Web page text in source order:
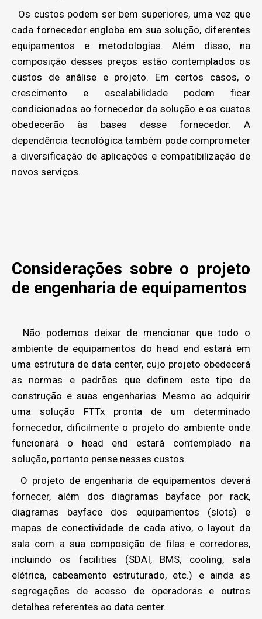
Os custos podem ser bem superiores, uma vez que
cada fornecedor engloba em sua solução, diferentes
equipamentos e metodologias. Além disso, na
composição desses preços estão contemplados os
custos de análise e projeto. Em certos casos, o
crescimento e escalabilidade podem ficar
condicionados ao fornecedor da solução e os custos
obedecerão às bases desse fornecedor. A
dependência tecnológica também pode comprometer
a diversificação de aplicações e compatibilização de
novos serviços.
Considerações sobre o projeto
de engenharia de equipamentos
Não podemos deixar de mencionar que todo o
ambiente de equipamentos do head end estará em
uma estrutura de data center, cujo projeto obedecerá
as normas e padrões que definem este tipo de
construção e suas engenharias. Mesmo ao adquirir
uma solução FTTx pronta de um determinado
fornecedor, dificilmente o projeto do ambiente onde
funcionará o head end estará contemplado na
solução, portanto pense nesses custos.
O projeto de engenharia de equipamentos deverá
fornecer, além dos diagramas bayface por rack,
diagramas bayface dos equipamentos (slots) e
mapas de conectividade de cada ativo, o layout da
sala com a sua composição de filas e corredores,
incluindo os facilities (SDAI, BMS, cooling, sala
elétrica, cabeamento estruturado, etc.) e ainda as
segregações de acesso de operadoras e outros
detalhes referentes ao data center.